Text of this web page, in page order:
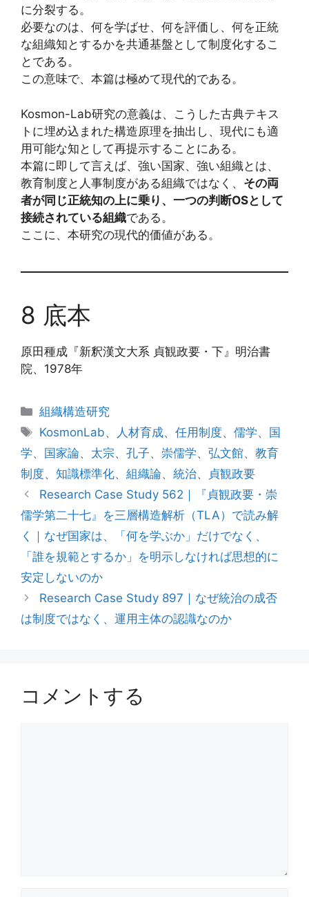
に分裂する。
必要なのは、何を学ばせ、何を評価し、何を正統
な組織知とするかを共通基盤として制度化するこ
とである。
この意味で、本篇は極めて現代的である。
Kosmon-Lab研究の意義は、こうした古典テキス
トに埋め込まれた構造原理を抽出し、現代にも適
用可能な知として再提示することにある。
本篇に即して言えば、強い国家、強い組織とは、
教育制度と人事制度がある組織ではなく、 その両
者が同じ正統知の上に乗り、一つの判断OSとして
接続されている組織である。
ここに、本研究の現代的価値がある。
8 底本
原田種成『新釈漢文大系 貞観政要・下』明治書
院、1978年
カ
テ
リ
ー
組織構造研究
タ
グ
KosmonLab、 人材育成、任用制度、儒学、 国
学、 国家論、 太宗、 孔子、 崇儒学、 弘文館、 教育
制度、 知識標準化、 組織論、 統治、
貞観政要
Research Case Study 562｜『貞観政要・崇
儒学第二十七』を三層構造解析（TLA）で読み解
く｜なぜ国家は、「何を学ぶか」だけでなく、
「誰を規範とするか」を明示しなければ思想的に
安定しないのか
Research Case Study 897｜なぜ統治の成否
は制度ではなく、運用主体の認識なのか
コメントする